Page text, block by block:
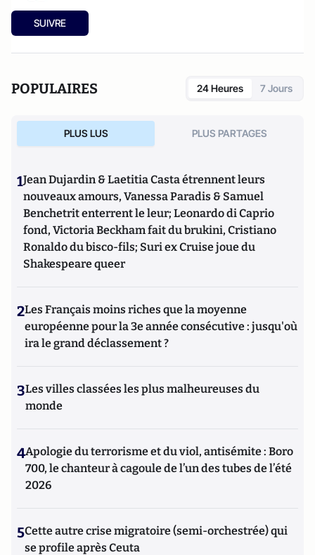
SUIVRE
POPULAIRES 24 Heures 7 Jours
PLUS LUS PLUS PARTAGES
1Jean Dujardin & Laetitia Casta étrennent leurs
nouveaux amours, Vanessa Paradis & Samuel
Benchetrit enterrent le leur; Leonardo di Caprio
fond, Victoria Beckham fait du brukini, Cristiano
Ronaldo du bisco-fils; Suri ex Cruise joue du
Shakespeare queer
2Les Français moins riches que la moyenne
européenne pour la 3e année consécutive : jusqu'où
ira le grand déclassement ?
3Les villes classées les plus malheureuses du
monde
4Apologie du terrorisme et du viol, antisémite : Boro
700, le chanteur à cagoule de l’un des tubes de l’été
2026
5Cette autre crise migratoire (semi-orchestrée) qui
se profile après Ceuta